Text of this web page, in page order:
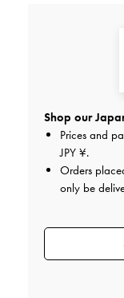
デザインがとて
早く、満足して
デザイン
Shop our
Prices and
JPY ¥.
Orders
only be